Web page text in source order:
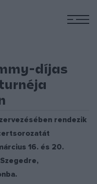
díjas
rendezik
16. és 20.